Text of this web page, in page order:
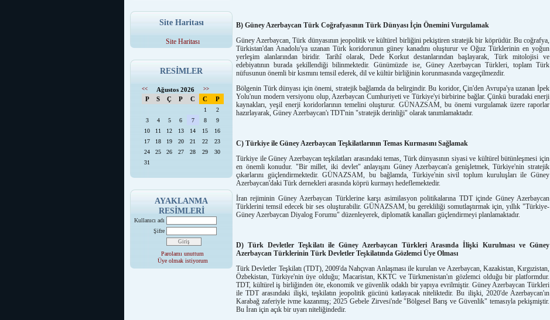
Site Haritası
Site Haritası
RESİMLER
<< Ağustos 2026 >>
P S Ç P C C P
1
2
3
4 5 6 7 8
9
10
11 12 13 14 15
16
17
18 19 20 21 22
23
24
25 26 27 28 29
30
31
AYAKLANMA
RESİMLERİ
Kullanıcı adı
Şifre
Parolamı unuttum
Üye olmak istiyorum
B) Güney Azerbaycan Türk Coğrafyasının Türk Dünyası İçin Önemini Vurgulamak
Güney Azerbaycan, Türk dünyasının jeopolitik ve kültürel birliğini pekiştiren stratejik bir köprüdür. Bu coğrafya,
Türkistan'dan Anadolu'ya uzanan Türk koridorunun güney kanadını oluşturur ve Oğuz Türklerinin en yoğun
yerleşim alanlarından biridir. Tarihî olarak, Dede Korkut destanlarından başlayarak, Türk mitolojisi ve
edebiyatının burada şekillendiği bilinmektedir. Günümüzde ise, Güney Azerbaycan Türkleri, toplam Türk
nüfusunun önemli bir kısmını temsil ederek, dil ve kültür birliğinin korunmasında vazgeçilmezdir.
Bölgenin Türk dünyası için önemi, stratejik bağlamda da belirgindir. Bu koridor, Çin'den Avrupa'ya uzanan İpek
Yolu'nun modern versiyonu olup, Azerbaycan Cumhuriyeti ve Türkiye'yi birbirine bağlar. Çünkü buradaki enerji
kaynakları, yeşil enerji koridorlarının temelini oluşturur. GÜNAZSAM, bu önemi vurgulamak üzere raporlar
hazırlayarak, Güney Azerbaycan'ı TDT'nin "stratejik derinliği" olarak tanımlamaktadır.
C) Türkiye ile Güney Azerbaycan Teşkilatlarının Temas Kurmasını Sağlamak
Türkiye ile Güney Azerbaycan teşkilatları arasındaki temas, Türk dünyasının siyasi ve kültürel bütünleşmesi için
en önemli konudur. "Bir millet, iki devlet" anlayışını Güney Azerbaycan'a genişletmek, Türkiye'nin stratejik
çıkarlarını güçlendirmektedir. GÜNAZSAM, bu bağlamda, Türkiye'nin sivil toplum kuruluşları ile Güney
Azerbaycan'daki Türk dernekleri arasında köprü kurmayı hedeflemektedir.
İran rejiminin Güney Azerbaycan Türklerine karşı asimilasyon politikalarına TDT içinde Güney Azerbaycan
Türklerini temsil edecek bir ses oluşturabilir. GÜNAZSAM, bu gerekliliği somutlaştırmak için, yıllık "Türkiye-
Güney Azerbaycan Diyalog Forumu" düzenleyerek, diplomatik kanalları güçlendirmeyi planlamaktadır.
D) Türk Devletler Teşkilatı ile Güney Azerbaycan Türkleri Arasında İlişki Kurulması ve Güney
Azerbaycan Türklerinin Türk Devletler Teşkilatında Gözlemci Üye Olması
Türk Devletler Teşkilatı (TDT), 2009'da Nahçıvan Anlaşması ile kurulan ve Azerbaycan, Kazakistan, Kırgızistan,
Özbekistan, Türkiye'nin üye olduğu; Macaristan, KKTC ve Türkmenistan'ın gözlemci olduğu bir platformdur.
TDT, kültürel iş birliğinden öte, ekonomik ve güvenlik odaklı bir yapıya evrilmiştir. Güney Azerbaycan Türkleri
ile TDT arasındaki ilişki, teşkilatın jeopolitik gücünü katlayacak niteliktedir. Bu ilişki, 2020'de Azerbaycan'ın
Karabağ zaferiyle ivme kazanmış; 2025 Gebele Zirvesi'nde "Bölgesel Barış ve Güvenlik" temasıyla pekişmiştir.
Bu İran için açık bir uyarı niteliğindedir.